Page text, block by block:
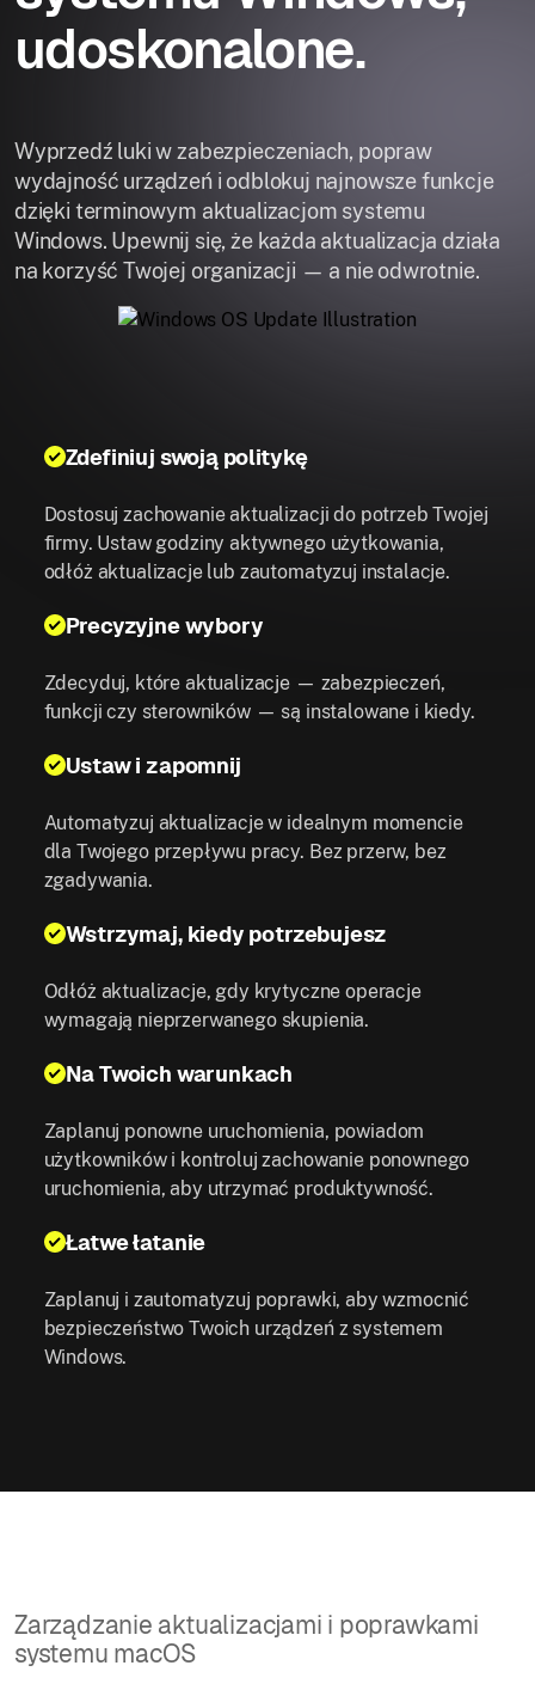
udoskonalone.
Wyprzedź luki w zabezpieczeniach, popraw
wydajność urządzeń i odblokuj najnowsze funkcje
dzięki terminowym aktualizacjom systemu
Windows. Upewnij się, że każda aktualizacja działa
na korzyść Twojej organizacji — a nie odwrotnie.
Zdefiniuj swoją politykę
Dostosuj zachowanie aktualizacji do potrzeb Twojej
firmy. Ustaw godziny aktywnego użytkowania,
odłóż aktualizacje lub zautomatyzuj instalacje.
Precyzyjne wybory
Zdecyduj, które aktualizacje — zabezpieczeń,
funkcji czy sterowników — są instalowane i kiedy.
Ustaw i zapomnij
Automatyzuj aktualizacje w idealnym momencie
dla Twojego przepływu pracy. Bez przerw, bez
zgadywania.
Wstrzymaj, kiedy potrzebujesz
Odłóż aktualizacje, gdy krytyczne operacje
wymagają nieprzerwanego skupienia.
Na Twoich warunkach
Zaplanuj ponowne uruchomienia, powiadom
użytkowników i kontroluj zachowanie ponownego
uruchomienia, aby utrzymać produktywność.
Łatwe łatanie
Zaplanuj i zautomatyzuj poprawki, aby wzmocnić
bezpieczeństwo Twoich urządzeń z systemem
Windows.
Zarządzanie aktualizacjami i poprawkami
systemu macOS